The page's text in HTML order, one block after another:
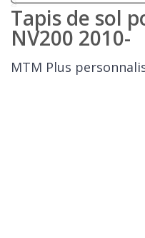
Tapis de sol
NV200 2010-
MTM Plus